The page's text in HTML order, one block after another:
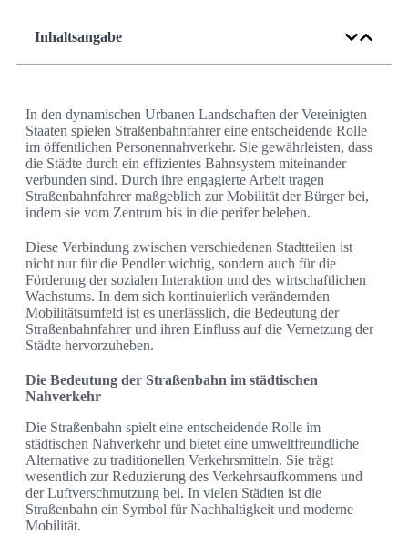
Inhaltsangabe
In den dynamischen Urbanen Landschaften der Vereinigten
Staaten spielen Straßenbahnfahrer eine entscheidende Rolle
im öffentlichen Personennahverkehr. Sie gewährleisten, dass
die Städte durch ein effizientes Bahnsystem miteinander
verbunden sind. Durch ihre engagierte Arbeit tragen
Straßenbahnfahrer maßgeblich zur Mobilität der Bürger bei,
indem sie vom Zentrum bis in die perifer beleben.
Diese Verbindung zwischen verschiedenen Stadtteilen ist
nicht nur für die Pendler wichtig, sondern auch für die
Förderung der sozialen Interaktion und des wirtschaftlichen
Wachstums. In dem sich kontinuierlich verändernden
Mobilitätsumfeld ist es unerlässlich, die Bedeutung der
Straßenbahnfahrer und ihren Einfluss auf die Vernetzung der
Städte hervorzuheben.
Die Bedeutung der Straßenbahn im städtischen
Nahverkehr
Die Straßenbahn spielt eine entscheidende Rolle im
städtischen Nahverkehr und bietet eine umweltfreundliche
Alternative zu traditionellen Verkehrsmitteln. Sie trägt
wesentlich zur Reduzierung des Verkehrsaufkommens und
der Luftverschmutzung bei. In vielen Städten ist die
Straßenbahn ein Symbol für Nachhaltigkeit und moderne
Mobilität.